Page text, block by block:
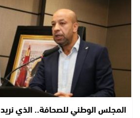
المجلس الوطني للصحافة.. الذي نريد